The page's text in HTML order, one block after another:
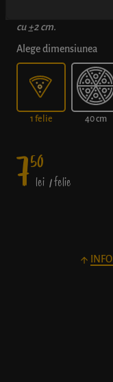
cu ±2 cm.
Alege dimensiunea
1 felie 40 cm
750
lei / felie